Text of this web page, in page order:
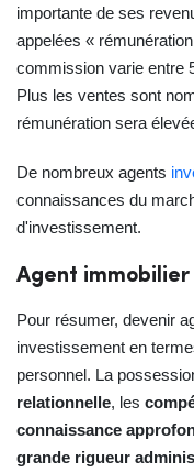
importante de ses
appelées «
commission varie entre
Plus les ventes sont
rémunération sera
De nombreux agents
connaissances du
d'investissement.
Agent
Pour résumer, devenir
investissement en
personnel. La
relationnelle, les
connaissance
grande rigueur